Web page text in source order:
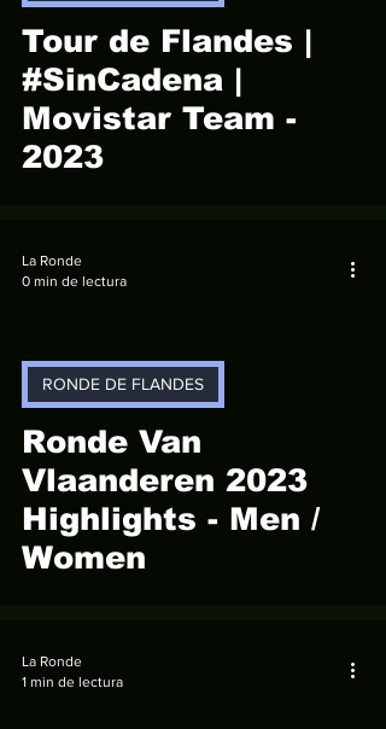
Tour de Flandes |
#SinCadena |
Movistar Team -
2023
Ronde Van
Vlaanderen 2023
Highlights - Men /
Women
RONDE DE FLANDES
La Ronde
0 min de lectura
La Ronde
1 min de lectura